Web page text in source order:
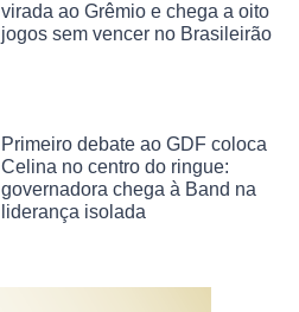
virada ao Grêmio e chega a oito
jogos sem vencer no Brasileirão
Primeiro debate ao GDF coloca
Celina no centro do ringue:
governadora chega à Band na
liderança isolada